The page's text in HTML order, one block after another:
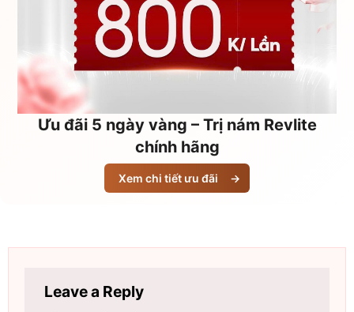
Ưu đãi 5 ngày vàng – Trị nám Revlite
chính hãng
Xem chi tiết ưu đãi →
Leave a Reply